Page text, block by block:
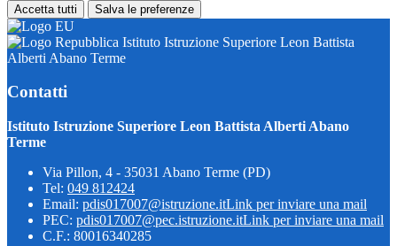
Accetta tutti Salva le preferenze
Istituto Istruzione Superiore Leon Battista
Alberti Abano Terme
Contatti
Istituto Istruzione Superiore Leon Battista Alberti Abano
Terme
Via Pillon, 4 - 35031 Abano Terme (PD)
Tel: 049 812424
Email: pdis017007@istruzione.itLink per inviare una mail
PEC: pdis017007@pec.istruzione.itLink per inviare una mail
C.F.: 80016340285